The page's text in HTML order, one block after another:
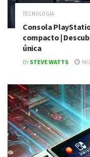
TECNOLOGIA
Consola
compacto |
única
BY STEVE WATTS